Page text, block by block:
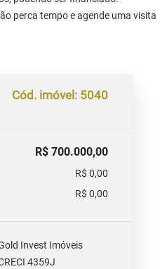
perca tempo e agende uma visita
Cód. imóvel: 5040
R$ 700.000,00
R$ 0,00
R$ 0,00
Invest Imóveis
4359J